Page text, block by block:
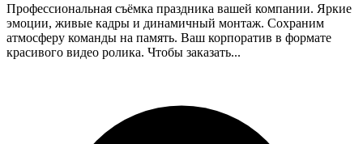
Профессиональная съёмка праздника вашей компании. Яркие
эмоции, живые кадры и динамичный монтаж. Сохраним
атмосферу команды на память. Ваш корпоратив в формате
красивого видео ролика. Чтобы заказать...